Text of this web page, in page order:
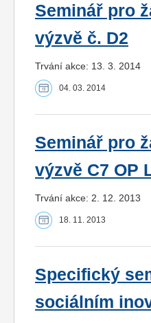
Seminář pro
výzvě č. D2
Trvání akce: 13. 3. 2014
04. 03. 2014
Seminář pro
výzvě C7 OP
Trvání akce: 2. 12. 2013
18. 11. 2013
Specifický
sociálním